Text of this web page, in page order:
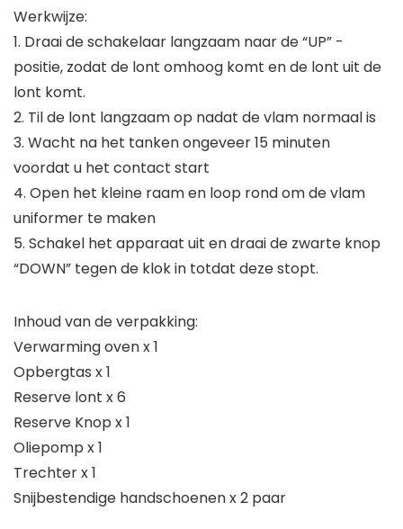
Werkwijze:
1. Draai de schakelaar langzaam naar de “UP” -
positie, zodat de lont omhoog komt en de lont uit de
lont komt.
2. Til de lont langzaam op nadat de vlam normaal is
3. Wacht na het tanken ongeveer 15 minuten
voordat u het contact start
4. Open het kleine raam en loop rond om de vlam
uniformer te maken
5. Schakel het apparaat uit en draai de zwarte knop
“DOWN” tegen de klok in totdat deze stopt.
Inhoud van de verpakking:
Verwarming oven x 1
Opbergtas x 1
Reserve lont x 6
Reserve Knop x 1
Oliepomp x 1
Trechter x 1
Snijbestendige handschoenen x 2 paar